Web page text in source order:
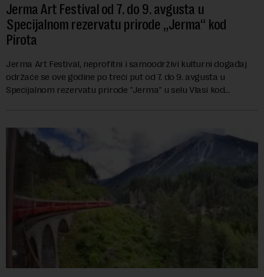
Jerma Art Festival od 7. do 9. avgusta u
Specijalnom rezervatu prirode „Jerma“ kod
Pirota
Jerma Art Festival, neprofitni i samoodrživi kulturni događaj
održaće se ove godine po treći put od 7. do 9. avgusta u
Specijalnom rezervatu prirode "Jerma" u selu Vlasi kod